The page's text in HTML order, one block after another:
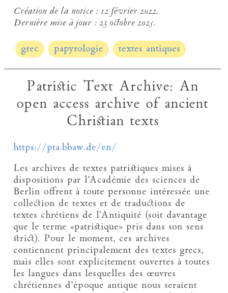
Création de la notice :12 février 2022.
Dernière mise à jour :23 octobre 2025.
grec papyrologie textes antiques
Patristic Text Archive: An
open access archive of ancient
Christian texts
https://pta.bbaw.de/en/
Les archives de textes patristiques mises à
dispositions par l’Académie des sciences de
Berlin offrent à toute personne intéressée une
collection de textes et de traductions de
textes chrétiens de l’Antiquité (soit davantage
que le terme «patristique» pris dans son sens
strict). Pour le moment, ces archives
contiennent principalement des textes grecs,
mais elles sont explicitement ouvertes à toutes
les langues dans lesquelles des œuvres
chrétiennes d’époque antique nous seraient